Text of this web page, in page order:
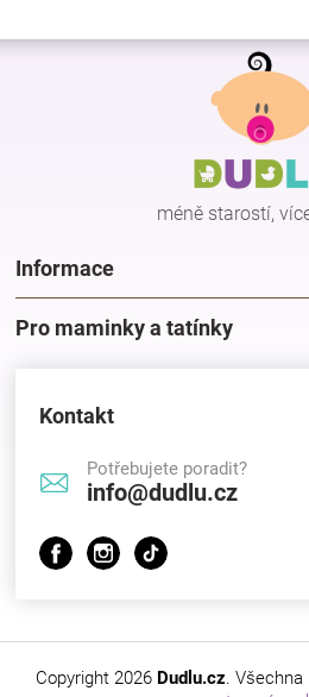
Z
méně starostí,
Informace
Pro maminky a tatínky
Kontakt
Potřebujete poradit?
info@dudlu.cz
Copyright 2026 Dudlu.cz. Všechna